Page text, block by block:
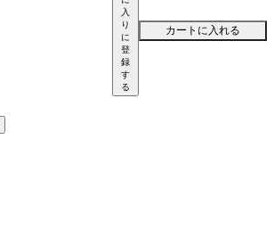
入
り
に
登
録
す
る
カートに入れる